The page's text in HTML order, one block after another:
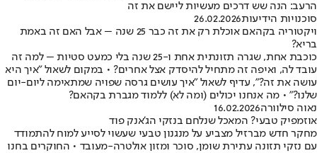
הרעב: הנה שש דרכים מעשיות ליישם את זה
סוכנויות הידיעות26.02.2026
ויקטוריה בקהאם אוכלת רק את זה כבר 25 שנה – אבל האם זה באמת
בריא?
כוכבת אחת, שגרה תזונתית אחת ו-25 שנה בלי כמעט סטיות – למה זה
עובד לה, ואיפה זה מתחיל להיסדק אצל אחרים? • במקום לשאול "איך היא
עושה את זה?", עדיף לשאול "איך עושים גרסה שפויה שמתאימה ליום-יום
שלנו?" • מה אנחנו יכולים (ומה לא) ללמוד מגברת בקהאם?
נאוה סילוורה16.02.2026
אוזמפיק טבעי? המאכל שנלחם בנזקי הג'אנק פוד
מחקר חדש מברזיל מצביע על מנגנון טבעי שעשוי לסייע למוח להתמודד
עם נזקי תזונה עתירת שומן, סוכר ומזון אולטרה-מעובד • החוקרים בחנו